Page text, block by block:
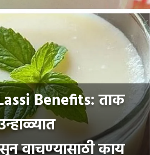
Benefits: ताक